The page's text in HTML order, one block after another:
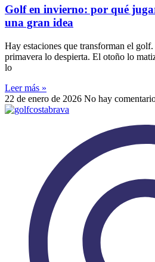
Golf en invierno: por qué
una gran idea
Hay estaciones que transforman el
primavera lo despierta. El otoño lo
lo
Leer más »
22 de enero de 2026 No hay